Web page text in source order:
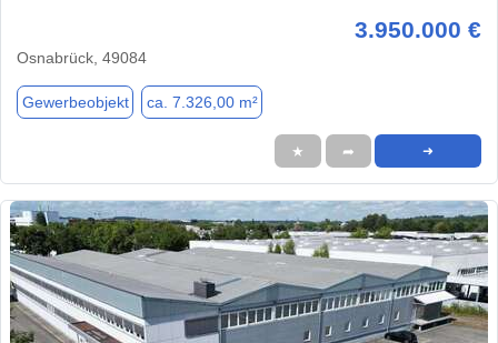
3.950.000 €
Osnabrück, 49084
Gewerbeobjekt ca. 7.326,00 m²
★ ➦ ➜